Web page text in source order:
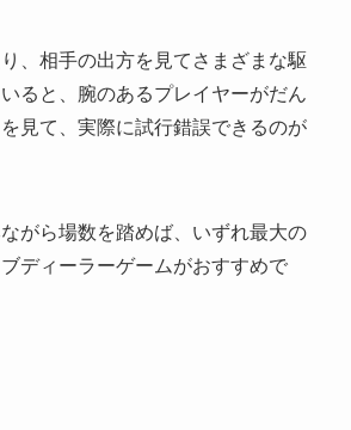
、相手の出方を見てさまざまな駆
ると、腕のあるプレイヤーがだん
見て、実際に試行錯誤できるのが
がら場数を踏めば、いずれ最大の
ディーラーゲームがおすすめで